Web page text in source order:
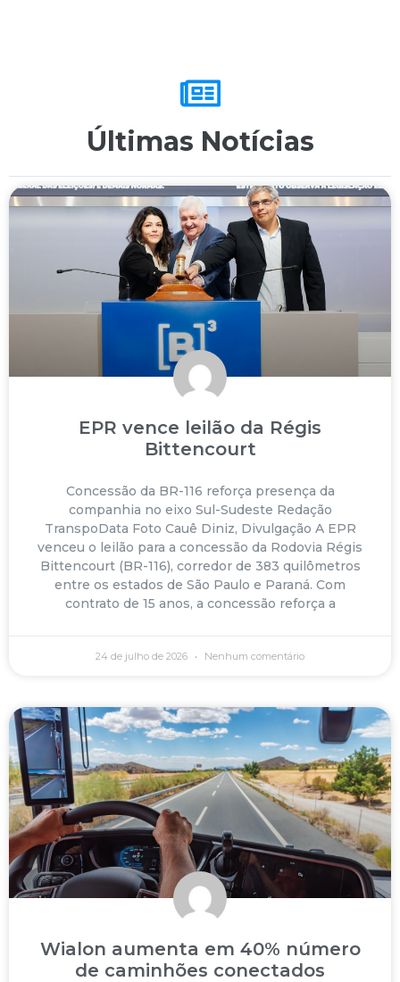
Últimas Notícias
EPR vence leilão da Régis
Bittencourt
Concessão da BR-116 reforça presença da
companhia no eixo Sul-Sudeste Redação
TranspoData Foto Cauê Diniz, Divulgação A EPR
venceu o leilão para a concessão da Rodovia Régis
Bittencourt (BR-116), corredor de 383 quilômetros
entre os estados de São Paulo e Paraná. Com
contrato de 15 anos, a concessão reforça a
24 de julho de 2026 Nenhum comentário
Wialon aumenta em 40% número
de caminhões conectados